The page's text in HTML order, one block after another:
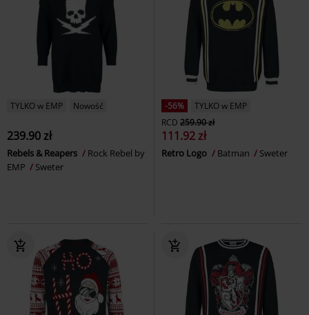
TYLKO w EMP Nowość
239.90 zł
Rebels & Reapers
Rock Rebel by
EMP
Sweter
-56%
TYLKO w EMP
RCD 259.90 zł
111.92 zł
Retro Logo Batman Sweter